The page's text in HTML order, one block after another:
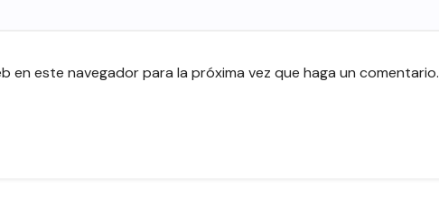
este navegador para la próxima vez que haga un comentario.